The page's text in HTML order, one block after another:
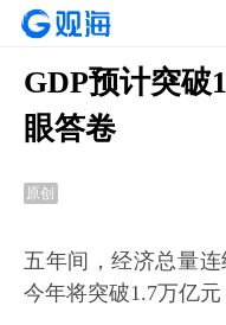
GDP预计突破
眼答卷
原创
五年间，经济总量
今年将突破1.7万亿元